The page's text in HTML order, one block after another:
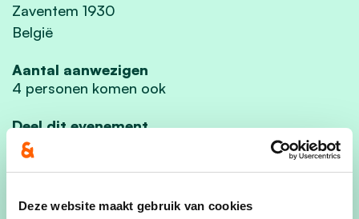
Deze website maakt gebruik van cookies
Zaventem 1930
België
Aantal aanwezigen
4 personen komen ook
Deel dit evenement